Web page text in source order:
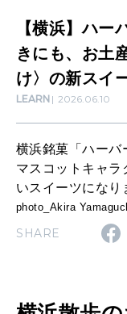
女神
算
か
わ
い
い
食
べ
歩
き
【横浜】ハー
きにも、お土
け〉の新スイ
LEARN 2026.06.10
横浜銘菓「ハーバ
マスコットキャラ
いスイーツになり
photo_Akira
SHARE